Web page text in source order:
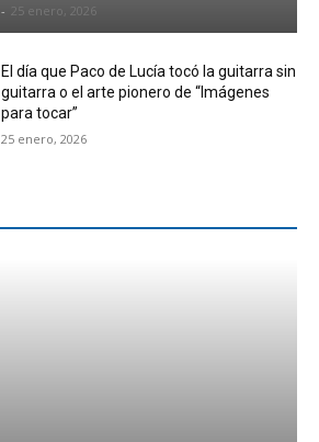
- 25 enero, 2026
El día que Paco de Lucía tocó la guitarra sin
guitarra o el arte pionero de “Imágenes
para tocar”
25 enero, 2026